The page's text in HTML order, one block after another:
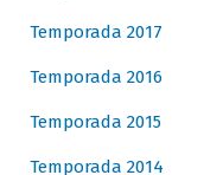
Temporada 2017
Temporada 2016
Temporada 2015
Temporada 2014